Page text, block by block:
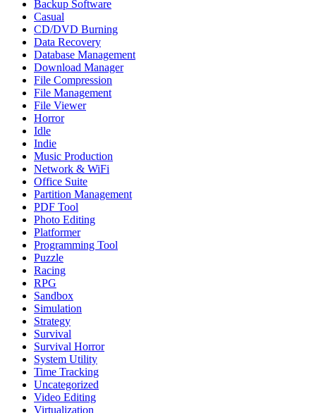
Backup Software
Casual
CD/DVD Burning
Data Recovery
Database Management
Download Manager
File Compression
File Management
File Viewer
Horror
Idle
Indie
Music Production
Network & WiFi
Office Suite
Partition Management
PDF Tool
Photo Editing
Platformer
Programming Tool
Puzzle
Racing
RPG
Sandbox
Simulation
Strategy
Survival
Survival Horror
System Utility
Time Tracking
Uncategorized
Video Editing
Virtualization